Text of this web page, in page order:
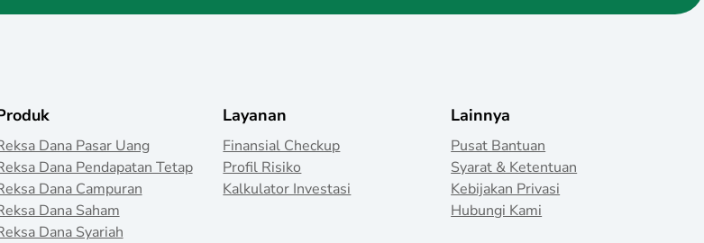
Dana Pasar Uang
Dana Pendapatan Tetap
Dana Campuran
Dana Saham
Dana Syariah
Layanan
Finansial Checkup
Profil Risiko
Kalkulator Investasi
Lainnya
Pusat Bantuan
Syarat & Ketentuan
Kebijakan Privasi
Hubungi Kami